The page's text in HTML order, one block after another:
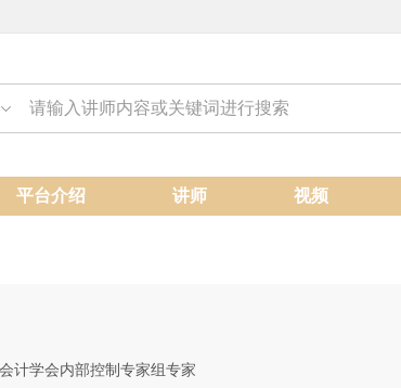
平台介绍 讲师 视频
计学会内部控制专家组专家